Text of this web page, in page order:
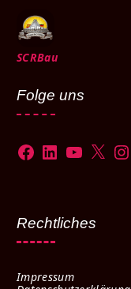
SCRBau
Folge uns
Rechtliches
Impressum